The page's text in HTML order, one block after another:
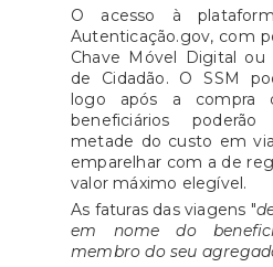
O acesso à
Autenticação.gov, com
Chave Móvel Digital ou
de Cidadão. O SSM
logo após a compra
beneficiários
metade do custo em
emparelhar com a de
valor máximo elegível.
As faturas das viagens "
em nome do
membro do seu